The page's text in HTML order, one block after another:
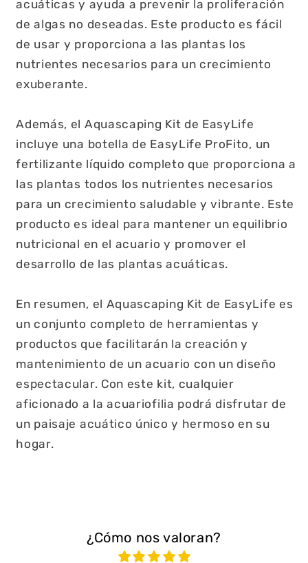
acuáticas y ayuda a prevenir la proliferación
de algas no deseadas. Este producto es fácil
de usar y proporciona a las plantas los
nutrientes necesarios para un crecimiento
exuberante.
Además, el Aquascaping Kit de EasyLife
incluye una botella de EasyLife ProFito, un
fertilizante líquido completo que proporciona a
las plantas todos los nutrientes necesarios
para un crecimiento saludable y vibrante. Este
producto es ideal para mantener un equilibrio
nutricional en el acuario y promover el
desarrollo de las plantas acuáticas.
En resumen, el Aquascaping Kit de EasyLife es
un conjunto completo de herramientas y
productos que facilitarán la creación y
mantenimiento de un acuario con un diseño
espectacular. Con este kit, cualquier
aficionado a la acuariofilia podrá disfrutar de
un paisaje acuático único y hermoso en su
hogar.
¿Cómo nos valoran?